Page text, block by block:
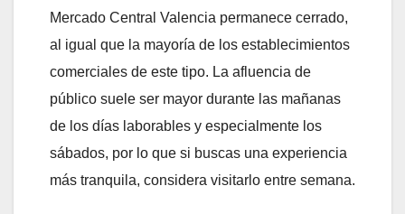
Mercado Central Valencia permanece cerrado,
al igual que la mayoría de los establecimientos
comerciales de este tipo. La afluencia de
público suele ser mayor durante las mañanas
de los días laborables y especialmente los
sábados, por lo que si buscas una experiencia
más tranquila, considera visitarlo entre semana.